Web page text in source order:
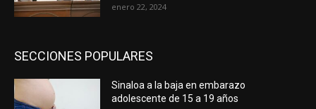
enero 22, 2024
SECCIONES POPULARES
Sinaloa a la baja en embarazo
adolescente de 15 a 19 años